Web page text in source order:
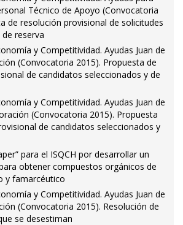
Técnico de Apoyo (Convocatoria
de resolución provisional de solicitudes
reserva
y Competitividad. Ayudas Juan de
(Convocatoria 2015). Propuesta de
de candidatos seleccionados y de
y Competitividad. Ayudas Juan de
(Convocatoria 2015). Propuesta
de candidatos seleccionados y
para el ISQCH por desarrollar un
obtener compuestos orgánicos de
y famarcéutico
y Competitividad. Ayudas Juan de
(Convocatoria 2015). Resolución de
se desestiman